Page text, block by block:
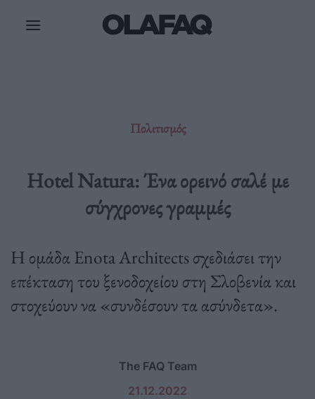
Πολιτισμός
Hotel Natura: Ένα ορεινό σαλέ με
σύγχρονες γραμμές
Η ομάδα Enota Architects σχεδιάσει την
επέκταση του ξενοδοχείου στη Σλοβενία και
στοχεύουν να «συνδέσουν τα ασύνδετα».
The FAQ Team
21.12.2022